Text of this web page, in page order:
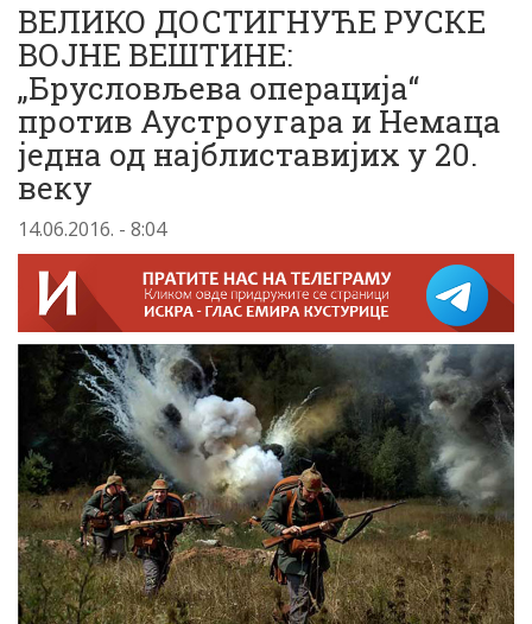
ВЕЛИКО ДОСТИГНУЋЕ РУСКЕ
ВОЈНЕ ВЕШТИНЕ:
„Брусловљева операција“
против Аустроугара и Немаца
једна од најблиставијих у 20.
веку
14.06.2016. - 8:04